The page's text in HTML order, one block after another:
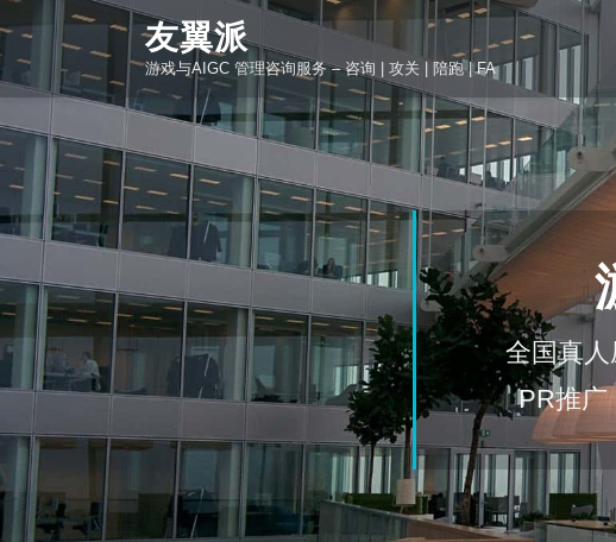
content
友翼派
游戏与AIGC 管理咨询服务 – 咨询 | 攻关 | 陪跑 | FA
全国真
PR推广